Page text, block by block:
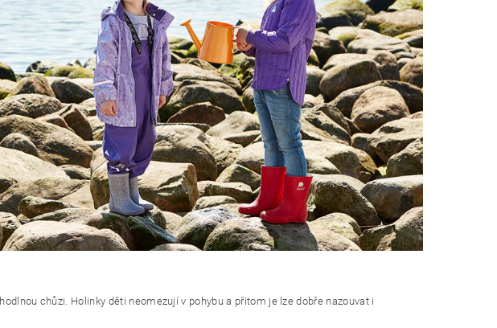
chůzi. Holinky děti neomezují v pohybu a přitom je lze dobře nazouvat i